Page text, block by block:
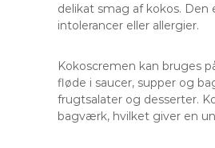
delikat smag af kokos.
intolerancer eller allergier.
Kokoscremen kan bruges
fløde i saucer, supper og
frugtsalater og desserter.
bagværk, hvilket giver en